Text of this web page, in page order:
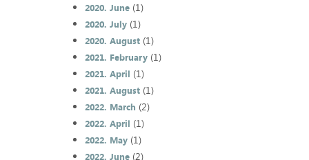
2020. June(1)
2020. July(1)
2020. August(1)
2021. February(1)
2021. April (1)
2021. August(1)
2022. March (2)
2022. April (1)
2022. May(1)
2022. June(2)